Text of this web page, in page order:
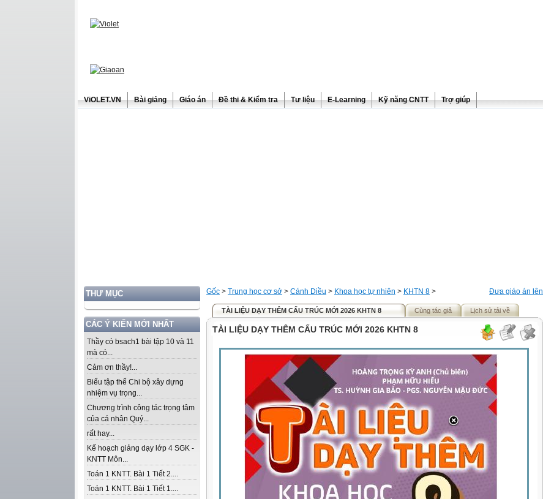
ViOLET.VN Bài giảng Giáo án Đề thi & Kiểm tra Tư liệu E-Learning Kỹ năng CNTT Trợ giúp
THƯ MỤC
CÁC Ý KIẾN MỚI NHẤT
Thầy có bsach1 bài tập 10 và 11
mà có...
Cảm ơn thầy!...
Biểu tập thể Chi bộ xây dựng
nhiệm vụ trọng...
Chương trình công tác trọng tâm
của cá nhân Quý...
rất hay...
Kế hoạch giảng dạy lớp 4 SGK -
KNTT Môn...
Toán 1 KNTT. Bài 1 Tiết 2....
Toán 1 KNTT. Bài 1 Tiết 1....
Đưa giáo án lên
Gốc > Trung học cơ sở > Cánh Diều > Khoa học tự nhiên > KHTN 8 >
TÀI LIỆU DẠY THÊM CẤU TRÚC MỚI 2026 KHTN 8 Cùng tác giả Lịch sử tải về
TÀI LIỆU DẠY THÊM CẤU TRÚC MỚI 2026 KHTN 8